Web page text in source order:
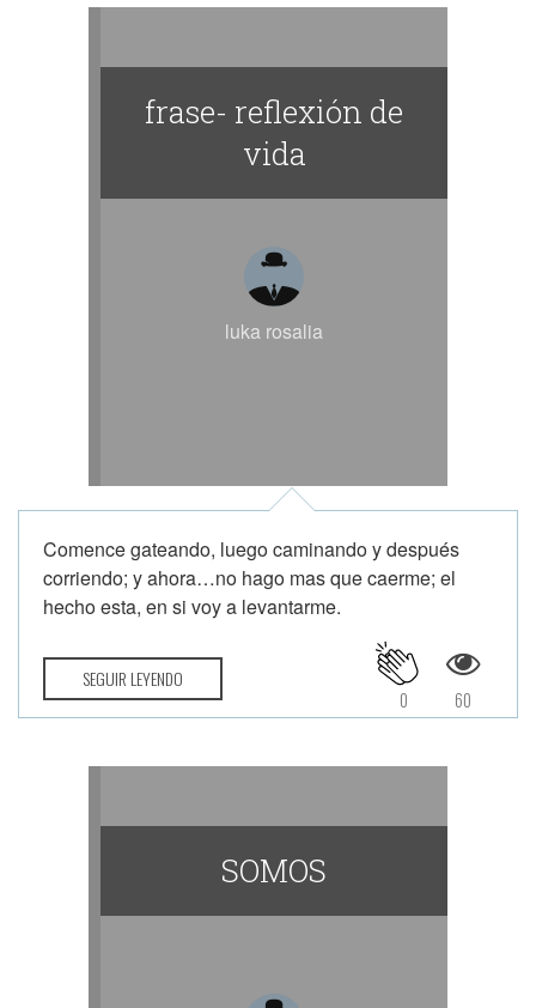
frase- reflexión de
vida
luka rosalia
Comence gateando, luego caminando y después
corriendo; y ahora…no hago mas que caerme; el
hecho esta, en si voy a levantarme.
SEGUIR LEYENDO
60
0
SOMOS